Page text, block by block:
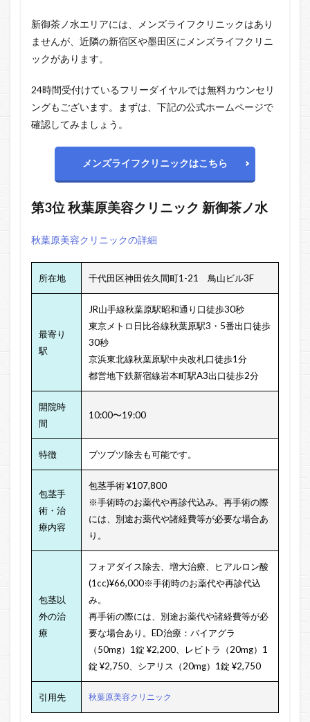
新御茶ノ水エリアには、メンズライフクリニックはあり
ませんが、近隣の新宿区や墨田区にメンズライフクリニ
ックがあります。
24時間受付けているフリーダイヤルでは無料カウンセリ
ングもございます。まずは、下記の公式ホームページで
確認してみましょう。
メンズライフクリニックはこちら
第3位 秋葉原美容クリニック 新御茶ノ水
秋葉原美容クリニックの詳細
所在地 千代田区神田佐久間町1-21 鳥山ビル3F
最寄り
駅
JR山手線秋葉原駅昭和通り口徒歩30秒
東京メトロ日比谷線秋葉原駅3・5番出口徒歩
30秒
京浜東北線秋葉原駅中央改札口徒歩1分
都営地下鉄新宿線岩本町駅A3出口徒歩2分
開院時
間
10:00〜19:00
特徴 ブツブツ除去も可能です。
包茎手
術・治
療内容
包茎手術 ¥107,800
※手術時のお薬代や再診代込み。再手術の際
には、別途お薬代や諸経費等が必要な場合あ
り。
包茎以
外の治
療
フォアダイス除去、 増大治療、ヒアルロン酸
(1cc)¥66,000※手術時のお薬代や再診代込
み。
再手術の際には、別途お薬代や諸経費等が必
要な場合あり。 ED治療： バイアグラ
（50mg）1錠 ¥2,200、
レビトラ（20mg）1
錠 ¥2,750、 シアリス（20mg）1錠 ¥2,750
引用先 秋葉原美容クリニック